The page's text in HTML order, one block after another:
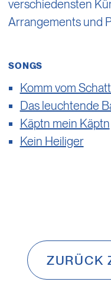
verschiedensten
Arrangements und
SONGS
Komm vom
Das leuchtende
Käptn mein Käptn
Kein Heiliger
ZURÜCK